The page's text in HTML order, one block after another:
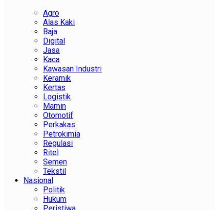
Agro
Alas Kaki
Baja
Digital
Jasa
Kaca
Kawasan Industri
Keramik
Kertas
Logistik
Mamin
Otomotif
Perkakas
Petrokimia
Regulasi
Ritel
Semen
Tekstil
Nasional
Politik
Hukum